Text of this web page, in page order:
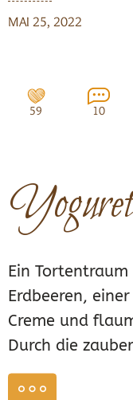
MAI 25, 2022
59 10
Ein
Erdbeeren,
Creme und
Durch die